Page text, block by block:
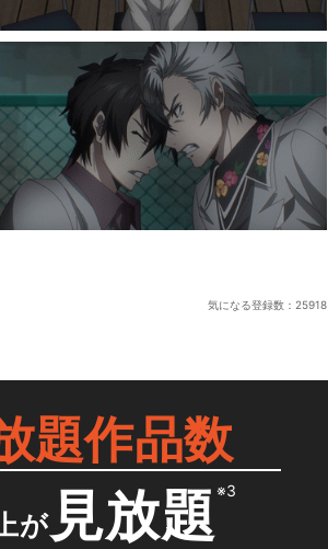
気になる登録数： 25918
題作品数
が 見放題※3